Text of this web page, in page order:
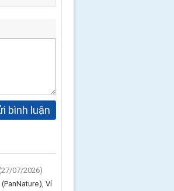
bình luận
(27/07/2026)
Ví